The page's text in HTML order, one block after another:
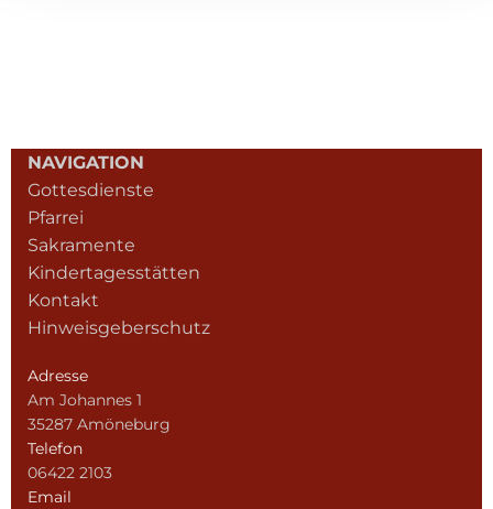
NAVIGATION
Gottesdienste
Pfarrei
Sakramente
Kindertagesstätten
Kontakt
Hinweisgeberschutz
Adresse
Am Johannes 1
35287 Amöneburg
Telefon
06422 2103
Email